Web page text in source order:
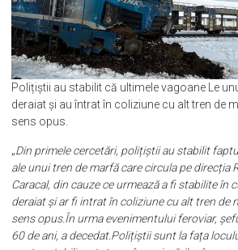
Polițiștii au stabilit că ultimele vagoane Le
sens opus.
„Din primele cercetări, polițiștii au stabilit
ale unui tren de marfă care circula pe direcția
Caracal, din cauze ce urmează a fi stabilite în
deraiat și ar fi intrat în coliziune cu alt tren de